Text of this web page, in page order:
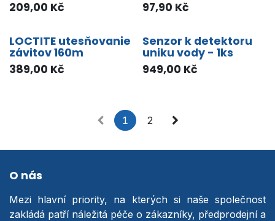
209,00 Kč
97,90 Kč
LOCTITE utesňovanie
závitov 160m
389,00 Kč
Senzor k detektoru
uniku vody - 1ks
949,00 Kč
1 2
O nás
Mezi hlavní priority, na kterých si naše společnost
zakládá patří náležitá péče o zákazníky, předprodejní a